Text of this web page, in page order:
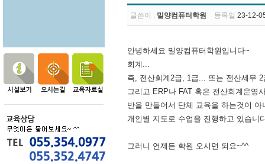
글쓴이 : 밀양컴퓨터학원 등록일 23-12-
안녕하세요 밀양컴퓨터학원입니다~
회계...
즉, 전산회계2급, 1급... 또는 전산세무 2
그리고 ERP나 FAT 혹은 전산회계운영
반을 만들어서 단체 교육을 하는것이 아
개인별 지도로 수업을 진행하고 있습니
그러니 언제든 학원 오시면 되요~^^